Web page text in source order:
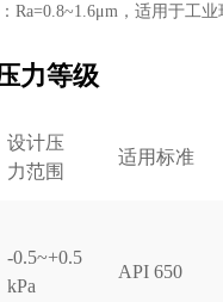
：Ra=0.8~1.6μm，适用于工业
力等级
设计压
力范围
适用标准
-0.5~+0.5
kPa
API 650